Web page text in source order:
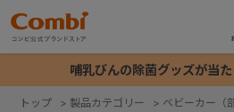
哺乳びんの除菌グッズが当
トップ > 製品カテゴリー > ベビーカー（